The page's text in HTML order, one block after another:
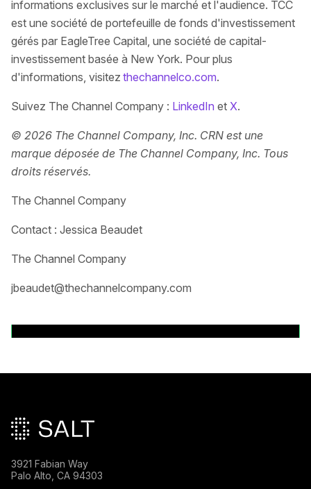
informations exclusives sur le marché et l'audience. TCC
est une société de portefeuille de fonds d'investissement
gérés par EagleTree Capital, une société de capital-
investissement basée à New York. Pour plus
d'informations, visitez thechannelco.com.
Suivez The Channel Company : LinkedIn et X.
© 2026 The Channel Company, Inc. CRN est une
marque déposée de The Channel Company, Inc. Tous
droits réservés.
The Channel Company
Contact : Jessica Beaudet
The Channel Company
jbeaudet@thechannelcompany.com
3921 Fabian Way
Palo Alto, CA 94303